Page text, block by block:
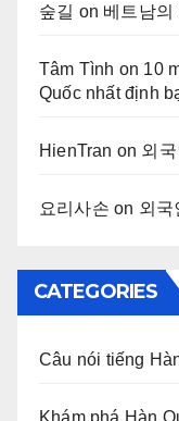
숲길 on 베트남의
Tâm Tình on 10
Quốc nhất định
HienTran on 외
요리사손 on 외국
CATEGORIES
Câu nói tiếng
Khám phá Hàn